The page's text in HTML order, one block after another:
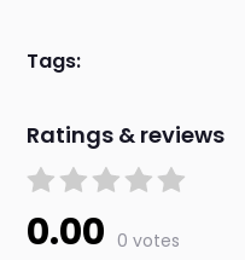
Tags:
Ratings & reviews
0.00 0 votes